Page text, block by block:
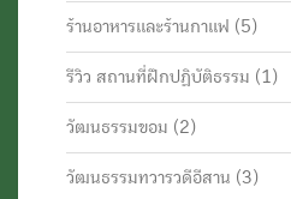
ร้านอาหารและร้านกาแฟ (5)
รีวิว สถานที่ฝึกปฏิบัติธรรม (1)
วัฒนธรรมขอม (2)
วัฒนธรรมทวารวดีอีสาน (3)